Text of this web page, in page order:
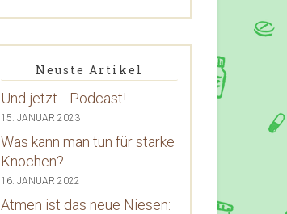
Neuste Artikel
Und jetzt… Podcast!
15. JANUAR 2023
Was kann man tun für starke
Knochen?
16. JANUAR 2022
Atmen ist das neue Niesen: